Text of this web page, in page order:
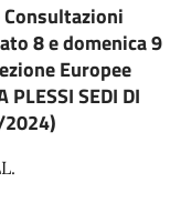
8 e domenica 9
Europee
PLESSI SEDI DI
2024)